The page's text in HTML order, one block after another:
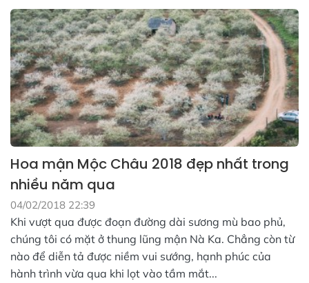
Hoa mận Mộc Châu 2018 đẹp nhất trong
nhiều năm qua
04/02/2018 22:39
Khi vượt qua được đoạn đường dài sương mù bao phủ,
chúng tôi có mặt ở thung lũng mận Nà Ka. Chẳng còn từ
nào để diễn tả được niềm vui sướng, hạnh phúc của
hành trình vừa qua khi lọt vào tầm mắt...